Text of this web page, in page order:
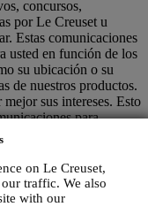
on Le Creuset,
traffic. We also
with our
concursos,
por Le Creuset u
Estas comunicaciones
usted en función de los
su ubicación o su
de nuestros productos.
sus intereses. Esto
para
No será utilizada para
sobre la
tecnologías
de seguimiento
a monitorizar
se basa